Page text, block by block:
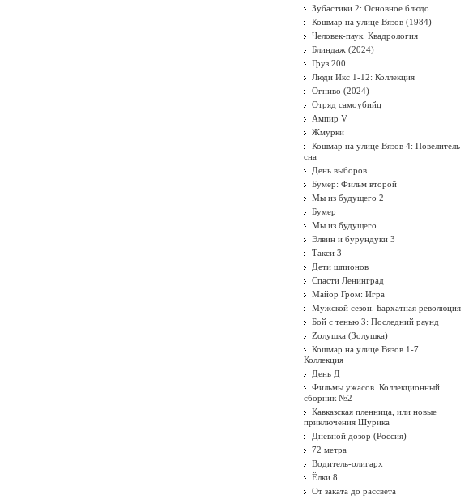
Зубастики 2: Основное блюдо
Кошмар на улице Вязов (1984)
Человек-паук. Квадрология
Блиндаж (2024)
Груз 200
Люди Икс 1-12: Коллекция
Огниво (2024)
Отряд самоубийц
Ампир V
Жмурки
Кошмар на улице Вязов 4: Повелитель
сна
День выборов
Бумер: Фильм второй
Мы из будущего 2
Бумер
Мы из будущего
Элвин и бурундуки 3
Такси 3
Дети шпионов
Спасти Ленинград
Майор Гром: Игра
Мужской сезон. Бархатная революция
Бой с тенью 3: Последний раунд
Zолушка (Золушка)
Кошмар на улице Вязов 1-7.
Коллекция
День Д
Фильмы ужасов. Коллекционный
сборник №2
Кавказская пленница, или новые
приключения Шурика
Дневной дозор (Россия)
72 метра
Водитель-олигарх
Ёлки 8
От заката до рассвета